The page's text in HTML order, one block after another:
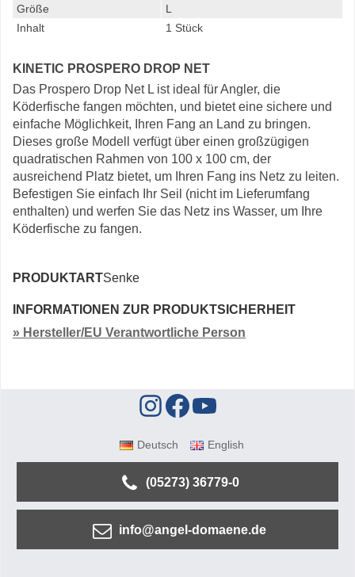
Größe
L
Inhalt
1 Stück
KINETIC PROSPERO DROP NET
Das Prospero Drop Net L ist ideal für Angler, die
Köderfische fangen möchten, und bietet eine sichere und
einfache Möglichkeit, Ihren Fang an Land zu bringen.
Dieses große Modell verfügt über einen großzügigen
quadratischen Rahmen von 100 x 100 cm, der
ausreichend Platz bietet, um Ihren Fang ins Netz zu leiten.
Befestigen Sie einfach Ihr Seil (nicht im Lieferumfang
enthalten) und werfen Sie das Netz ins Wasser, um Ihre
Köderfische zu fangen.
PRODUKTARTSenke
INFORMATIONEN ZUR PRODUKTSICHERHEIT
» Hersteller/EU Verantwortliche Person
Deutsch English
(05273) 36779-0
info@angel-domaene.de